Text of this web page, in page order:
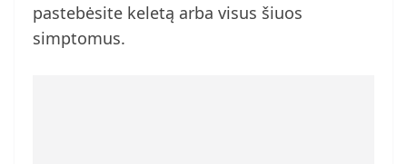
pastebėsite keletą arba visus šiuos
simptomus.